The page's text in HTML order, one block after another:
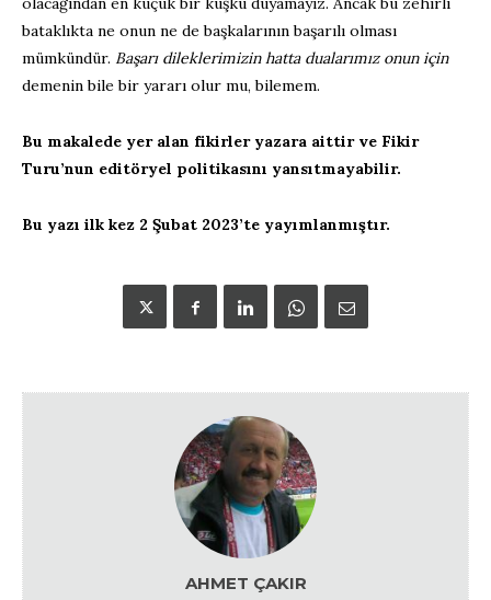
bataklıkta ne onun ne de başkalarının başarılı olması
mümkündür. Başarı dileklerimizin hatta dualarımız onun için
demenin bile bir yararı olur mu, bilemem.
Bu makalede yer alan fikirler yazara aittir ve Fikir
Turu’nun editöryel politikasını yansıtmayabilir.
Bu yazı ilk kez 2 Şubat 2023’te yayımlanmıştır.
AHMET ÇAKIR